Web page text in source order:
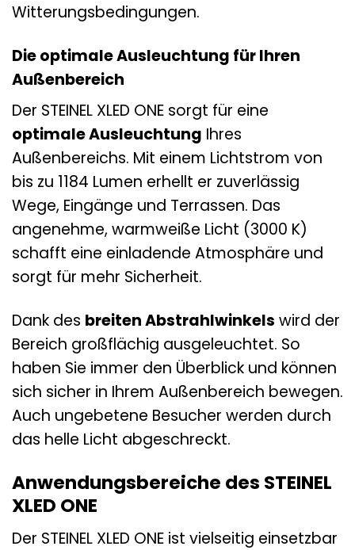
Witterungsbedingungen.
Die optimale Ausleuchtung für Ihren
Außenbereich
Der STEINEL XLED ONE sorgt für eine
optimale Ausleuchtung Ihres
Außenbereichs. Mit einem Lichtstrom von
bis zu 1184 Lumen erhellt er zuverlässig
Wege, Eingänge und Terrassen. Das
angenehme, warmweiße Licht (3000 K)
schafft eine einladende Atmosphäre und
sorgt für mehr Sicherheit.
Dank des breiten Abstrahlwinkels wird der
Bereich großflächig ausgeleuchtet. So
haben Sie immer den Überblick und können
sich sicher in Ihrem Außenbereich bewegen.
Auch ungebetene Besucher werden durch
das helle Licht abgeschreckt.
Anwendungsbereiche des STEINEL
XLED ONE
Der STEINEL XLED ONE ist vielseitig einsetzbar